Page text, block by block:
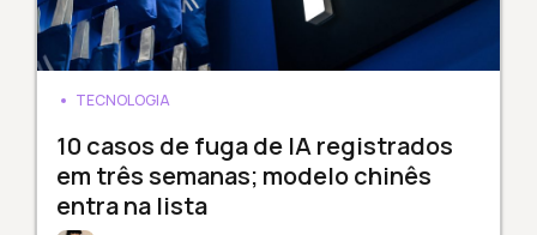
TECNOLOGIA
10 casos de fuga de IA registrados
em três semanas; modelo chinês
entra na lista